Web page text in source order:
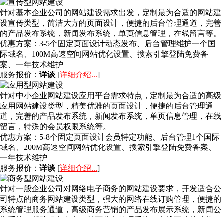
针对基本企业公司的网站建设需求出发，定制最为合适的网站建
设宣传类型，简洁大方的页面设计，便捷的后台管理通道，完善
的产品发布系统，新闻发布系统，单页信息管理，在线留言等。
优惠方案： 3-5个固定页面设计动态发布、后台管理维护一个国
际域名、100M高速空间网站优化设置、搜索引擎登陆免费备
案、一年技术维护
服务报价： 详谈 [详细介绍...]
针对中小企业网站建设应用平台需求特点，定制最为合适的高级
应用网站建设类型，精美优雅的页面设计，便捷的后台管理通
道，完善的产品发布系统，新闻发布系统，单页信息管理，在线
留言，特殊的会员权限系统等。
优惠方案： 5-8个固定页面设计会员特定功能、后台管理1个国际
域名、200M高速空间网站优化设置、搜索引擎登陆免费备案、
一年技术维护
服务报价： 详谈 [详细介绍...]
针对一般企业公司对网络电子商务的网站建设要求，开发适合公
司特点的商务网站建设类型，强大的网络在线订购管理，便捷的
系统管理服务通道，高级商务营销的产品发布展示系统，新闻公